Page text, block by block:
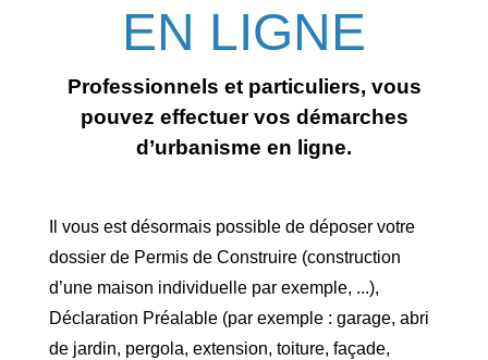
EN LIGNE
Professionnels et particuliers, vous
pouvez effectuer vos démarches
d’urbanisme en ligne.
Il vous est désormais possible de déposer votre
dossier de Permis de Construire (construction
d’une maison individuelle par exemple, ...),
Déclaration Préalable (par exemple : garage, abri
de jardin, pergola, extension, toiture, façade,